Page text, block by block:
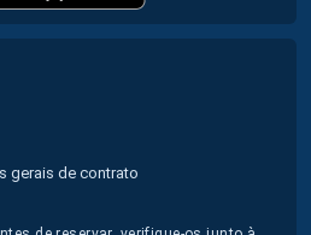
gerais de contrato